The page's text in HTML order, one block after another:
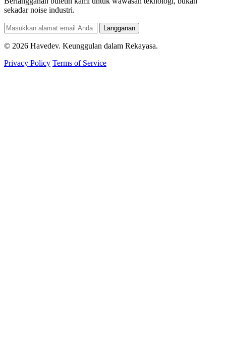
sekadar noise industri.
Langganan
© 2026 Havedev. Keunggulan dalam Rekayasa.
Privacy Policy Terms of Service